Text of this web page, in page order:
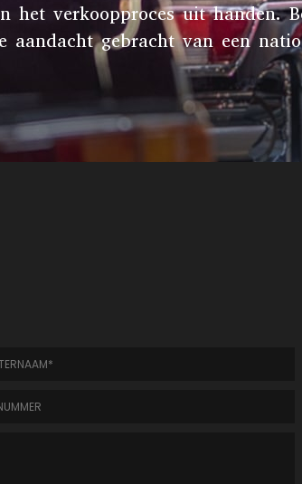
het verkoopproces uit handen.
aandacht gebracht van een